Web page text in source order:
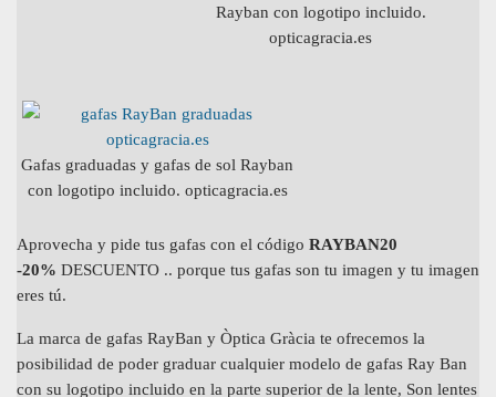
Rayban con logotipo incluido.
opticagracia.es
Gafas graduadas y gafas de sol Rayban
con logotipo incluido. opticagracia.es
Aprovecha y pide tus gafas con el código RAYBAN20
-20% DESCUENTO .. porque tus gafas son tu imagen y tu imagen
eres tú.
La marca de gafas RayBan y Òptica Gràcia te ofrecemos la
posibilidad de poder graduar cualquier modelo de gafas Ray Ban
con su logotipo incluido en la parte superior de la lente, Son lentes